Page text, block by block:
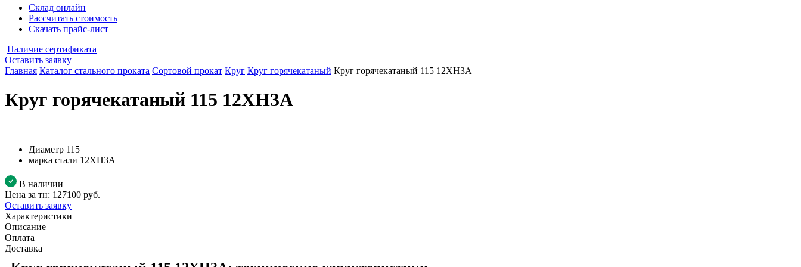
Склад онлайн
Рассчитать стоимость
Скачать прайс-лист
Наличие сертификата
Оставить заявку
Главная Каталог стального проката Сортовой прокат Круг Круг горячекатаный Круг горячекатаный 115 12ХН3А
Круг горячекатаный 115 12ХН3А
Диаметр 115
марка стали 12ХН3А
В наличии
Цена за тн: 127100 руб.
Оставить заявку
Характеристики
Описание
Оплата
Доставка